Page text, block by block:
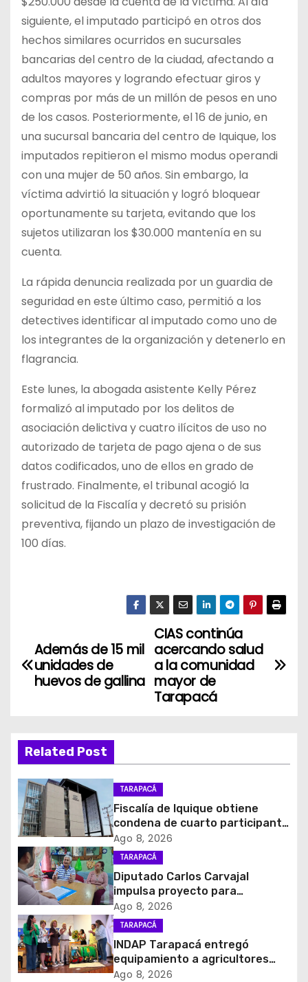
siguiente, el imputado participó en otros dos
hechos similares ocurridos en sucursales
bancarias del centro de la ciudad, afectando a
adultos mayores y logrando efectuar giros y
compras por más de un millón de pesos en uno
de los casos. Posteriormente, el 16 de junio, en
una sucursal bancaria del centro de Iquique, los
imputados repitieron el mismo modus operandi
con una mujer de 50 años. Sin embargo, la
víctima advirtió la situación y logró bloquear
oportunamente su tarjeta, evitando que los
sujetos utilizaran los $30.000 mantenía en su
cuenta.
La rápida denuncia realizada por un guardia de
seguridad en este último caso, permitió a los
detectives identificar al imputado como uno de
los integrantes de la organización y detenerlo en
flagrancia.
Este lunes, la abogada asistente Kelly Pérez
formalizó al imputado por los delitos de
asociación delictiva y cuatro ilícitos de uso no
autorizado de tarjeta de pago ajena o de sus
datos codificados, uno de ellos en grado de
frustrado. Finalmente, el tribunal acogió la
solicitud de la Fiscalía y decretó su prisión
preventiva, fijando un plazo de investigación de
100 días.
a
g
a
c
i
ó
n
d
e
CIAS continúa
acercando salud
a la comunidad
mayor de
Tarapacá
Además de 15 mil
unidades de
huevos de gallina
Related Post
TARAPACÁ
Fiscalía de Iquique obtiene
condena de cuarto participante
en violento asalto a
comerciante
Ago 8, 2026
TARAPACÁ
Diputado Carlos Carvajal
impulsa proyecto para
homenajear en vida al campeón
mundial Raúl Choque
Ago 8, 2026
TARAPACÁ
INDAP Tarapacá entregó
equipamiento a agricultores
para prevenir la mosca de la
Ago 8, 2026